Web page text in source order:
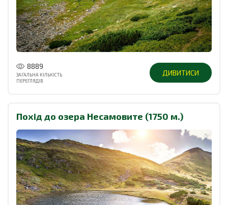
8889
ЗАГАЛЬНА КІЛЬКІСТЬ
ПЕРЕГЛЯДІВ
ДИВИТИСИ
Похід до озера Несамовите (1750 м.)